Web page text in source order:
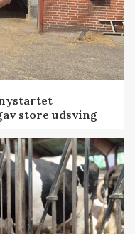
store udsving